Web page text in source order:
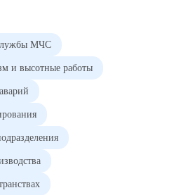
МЧС
и высотные работы